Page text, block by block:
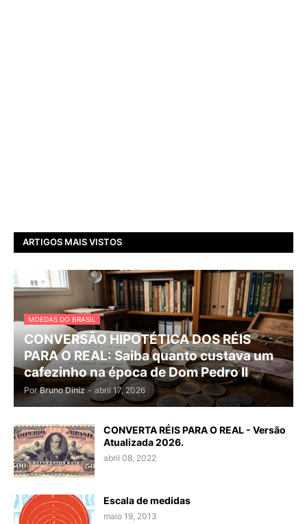
ARTIGOS MAIS VISTOS
MOEDAS DO BRASIL
CONVERSÃO HIPOTÉTICA DOS RÉIS
PARA O REAL: Saiba quanto custava um
cafezinho na época de Dom Pedro II
Por Bruno Diniz - abril 17, 2026
CONVERTA RÉIS PARA O REAL - Versão
Atualizada 2026.
abril 08, 2022
Escala de medidas
maio 19, 2013